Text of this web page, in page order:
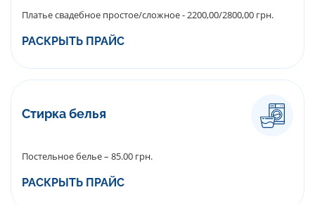
Платье свадебное простое/сложное - 2200,00/2800,00 грн.
РАСКРЫТЬ ПРАЙС
Стирка белья
Постельное белье – 85.00 грн.
РАСКРЫТЬ ПРАЙС